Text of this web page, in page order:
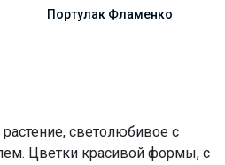
Портулак Фламенко
светолюбивое с
Цветки красивой формы, с